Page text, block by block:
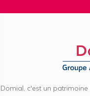
Domial, c'est un